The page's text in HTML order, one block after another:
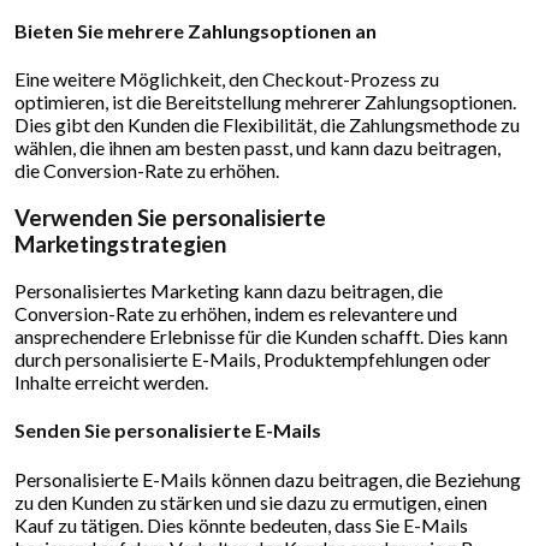
Bieten Sie mehrere Zahlungsoptionen an
Eine weitere Möglichkeit, den Checkout-Prozess zu
optimieren, ist die Bereitstellung mehrerer Zahlungsoptionen.
Dies gibt den Kunden die Flexibilität, die Zahlungsmethode zu
wählen, die ihnen am besten passt, und kann dazu beitragen,
die Conversion-Rate zu erhöhen.
Verwenden Sie personalisierte
Marketingstrategien
Personalisiertes Marketing kann dazu beitragen, die
Conversion-Rate zu erhöhen, indem es relevantere und
ansprechendere Erlebnisse für die Kunden schafft. Dies kann
durch personalisierte E-Mails, Produktempfehlungen oder
Inhalte erreicht werden.
Senden Sie personalisierte E-Mails
Personalisierte E-Mails können dazu beitragen, die Beziehung
zu den Kunden zu stärken und sie dazu zu ermutigen, einen
Kauf zu tätigen. Dies könnte bedeuten, dass Sie E-Mails